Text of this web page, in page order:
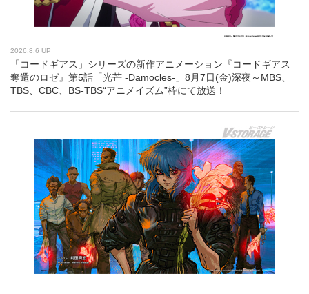
2026.8.6 UP
「コードギアス」シリーズの新作アニメーション『コードギアス
奪還のロゼ』第5話「光芒 -Damocles-」8月7日(金)深夜～MBS、
TBS、CBC、BS-TBS“アニメイズム”枠にて放送！